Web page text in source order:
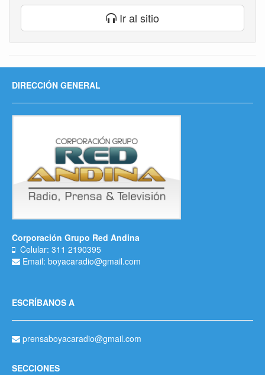
Ir al sitio
DIRECCIÓN GENERAL
Corporación Grupo Red Andina
Celular: 311 2190395
Email: boyacaradio@gmail.com
ESCRÍBANOS A
prensaboyacaradio@gmail.com
SECCIONES